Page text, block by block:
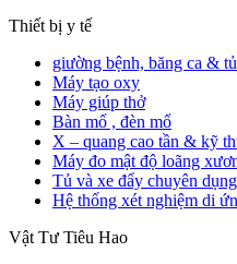
Thiết bị y tế
giường bệnh, băng ca &
Máy tạo oxy
Máy giúp thở
Bàn mổ , đèn mổ
X – quang cao tần & kỹ
Máy đo mật độ loãng
Tủ và xe đẩy chuyên
Hệ thống xét nghiệm di
Vật Tư Tiêu Hao